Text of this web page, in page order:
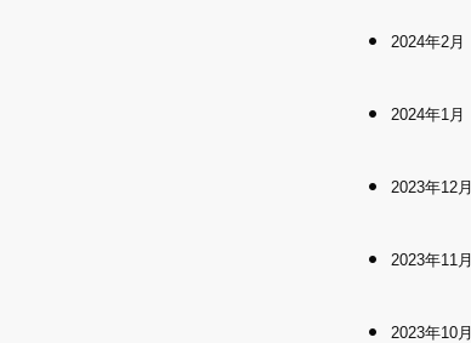
2024年2月
2024年1月
2023年12月
2023年11月
2023年10月